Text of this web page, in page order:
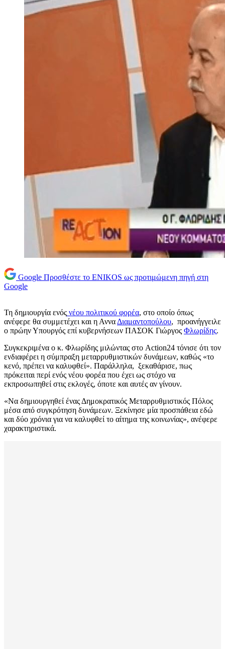
Google Προσθέστε το ENIKOS ως προτιμώμενη πηγή στη
Google
Τη δημιουργία ενός νέου πολιτικού φορέα, στο οποίο όπως
ανέφερε θα συμμετέχει και η Αννα Διαμαντοπούλου, προανήγγειλε
ο πρώην Υπουργός επί κυβερνήσεων ΠΑΣΟΚ Γιώργος Φλωρίδης.
Συγκεκριμένα ο κ. Φλωρίδης μιλώντας στο Action24 τόνισε ότι τον
ενδιαφέρει η σύμπραξη μεταρρυθμιστικών δυνάμεων, καθώς «το
κενό, πρέπει να καλυφθεί». Παράλληλα, ξεκαθάρισε, πως
πρόκειται περί ενός νέου φορέα που έχει ως στόχο να
εκπροσωπηθεί στις εκλογές, όποτε και αυτές αν γίνουν.
«Να δημιουργηθεί ένας Δημοκρατικός Μεταρρυθμιστικός Πόλος
μέσα από συγκρότηση δυνάμεων. Ξεκίνησε μία προσπάθεια εδώ
και δύο χρόνια για να καλυφθεί το αίτημα της κοινωνίας», ανέφερε
χαρακτηριστικά.